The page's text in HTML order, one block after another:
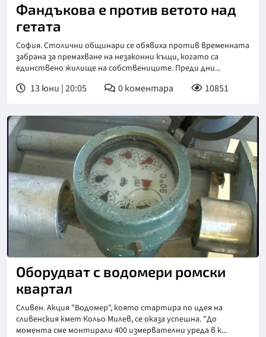
Фандъкова е против ветото над
гетата
София. Столични общинари се обявиха против временната
забрана за премахване на незаконни къщи, когато са
единствено жилище на собствениците. Преди дни...
13 юни | 20:05 0коментара 10851
Оборудват с водомери ромски
квартал
Сливен. Акция "Водомер", която стартира по идея на
сливенския кмет Кольо Милев, се оказа успешна. "До
момента сме монтирали 400 измервателни уреда в к...